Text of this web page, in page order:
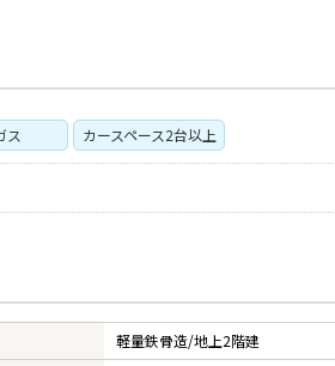
ス カースペース2台以上
軽量鉄骨造/地上2階建